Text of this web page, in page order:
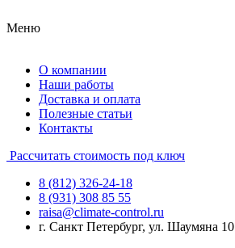
Меню
О компании
Наши работы
Доставка и оплата
Полезные статьи
Контакты
Рассчитать стоимость под ключ
8 (812) 326-24-18
8 (931) 308 85 55
raisa@climate-control.ru
г. Санкт Петербург, ул. Шаумяна 10